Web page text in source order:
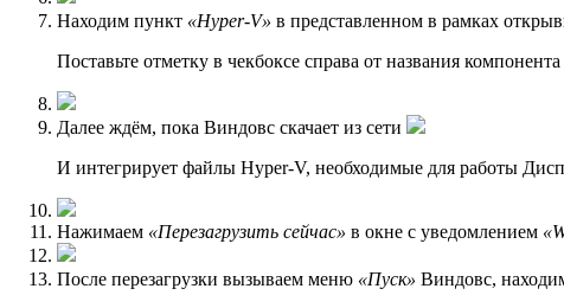
Находим пункт «Hyper-V» в представленном в рамках
Поставьте отметку в чекбоксе справа от названия
Далее ждём, пока Виндовс скачает из сети
И интегрирует файлы Hyper-V, необходимые для работы
Нажимаем «Перезагрузить сейчас» в окне с уведомлением
После перезагрузки вызываем меню «Пуск» Виндовс,